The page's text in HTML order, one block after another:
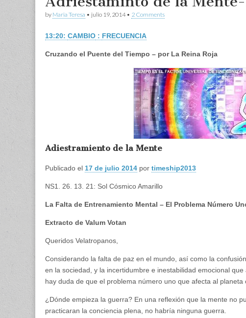
by Maria Teresa • julio 19, 2014• 2 Comments
13:20: CAMBIO : FRECUENCIA
Cruzando el Puente del Tiempo – por La Reina Roja
Adiestramiento de la Mente
Publicado el 17 de julio 2014 por timeship2013
NS1. 26. 13. 21: Sol Cósmico Amarillo
La Falta de Entrenamiento Mental – El Problema Número
Extracto de Valum Votan
Queridos Velatropanos,
Considerando la falta de paz en el mundo, así como la
en la sociedad, y la incertidumbre e inestabilidad emocional
hay duda de que el problema número uno que afecta al planeta
¿Dónde empieza la guerra? En una reflexión que la mente no
practicaran la conciencia plena, no habría ninguna guerra.